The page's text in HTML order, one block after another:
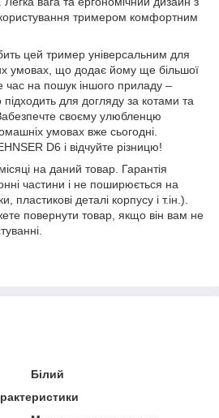
тримером комфортним
цей тример універсальним для
умовах, що додає йому ще більшої
час на пошук іншого приладу –
для догляду за котами та
своєму улюбленцю
умовах вже сьогодні.
D6 і відчуйте різницю!
на даний товар. Гарантія
частини і не поширюється на
пластикові деталі корпусу і т.ін.).
повернути товар, якщо він вам не
Білий